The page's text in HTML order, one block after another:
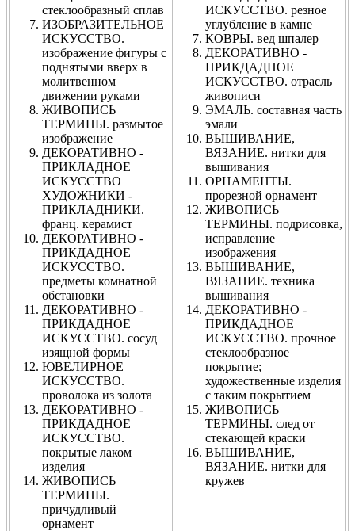
стеклообразный сплав
ИЗОБРАЗИТЕЛЬНОЕ
ИСКУССТВО.
изображение фигуры с
поднятыми вверх в
молитвенном
движении руками
ЖИВОПИСЬ
ТЕРМИНЫ. размытое
изображение
ДЕКОРАТИВНО -
ПРИКЛАДНОЕ
ИСКУССТВО
ХУДОЖНИКИ -
ПРИКЛАДНИКИ.
франц. керамист
ДЕКОРАТИВНО -
ПРИКДАДНОЕ
ИСКУССТВО.
предметы комнатной
обстановки
ДЕКОРАТИВНО -
ПРИКДАДНОЕ
ИСКУССТВО. сосуд
изящной формы
ЮВЕЛИРНОЕ
ИСКУССТВО.
проволока из золота
ДЕКОРАТИВНО -
ПРИКДАДНОЕ
ИСКУССТВО.
покрытые лаком
изделия
ЖИВОПИСЬ
ТЕРМИНЫ.
причудливый
орнамент
ИСКУССТВО. резное
углубление в камне
КОВРЫ. вед шпалер
ДЕКОРАТИВНО -
ПРИКДАДНОЕ
ИСКУССТВО. отрасль
живописи
ЭМАЛЬ. составная часть
эмали
ВЫШИВАНИЕ,
ВЯЗАНИЕ. нитки для
вышивания
ОРНАМЕНТЫ.
прорезной орнамент
ЖИВОПИСЬ
ТЕРМИНЫ. подрисовка,
исправление
изображения
ВЫШИВАНИЕ,
ВЯЗАНИЕ. техника
вышивания
ДЕКОРАТИВНО -
ПРИКДАДНОЕ
ИСКУССТВО. прочное
стеклообразное
покрытие;
художественные изделия
с таким покрытием
ЖИВОПИСЬ
ТЕРМИНЫ. след от
стекающей краски
ВЫШИВАНИЕ,
ВЯЗАНИЕ. нитки для
кружев